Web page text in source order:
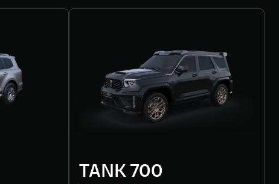
TANK 700